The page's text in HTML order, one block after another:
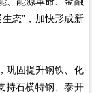
态”，加快形成新
固提升钢铁、化
持石横特钢、泰开